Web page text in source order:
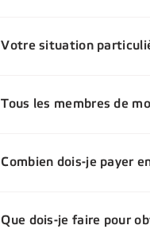
Votre situation
Tous les membres de
Combien dois-je payer
Que dois-je faire pour